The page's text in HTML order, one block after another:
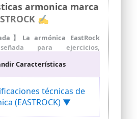
armonica marca
✍
】La armónica EastRock
para ejercicios,
armónica adecuado para
pop, música clásica, jazz,
Duradero con afinaciones
fosforado y cubierta de acero
que hacen su armónica más
Características
técnicas de
(EASTROCK) ▼